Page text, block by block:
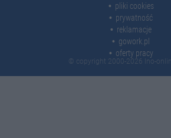
pliki cookies
prywatność
reklamacje
gowork.pl
oferty pracy
© copyright 2000-2026 Ino-